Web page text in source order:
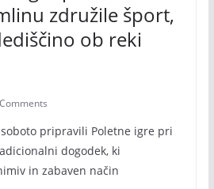
združile šport,
ob reki
pripravili Poletne igre pri
dogodek, ki
in zabaven način